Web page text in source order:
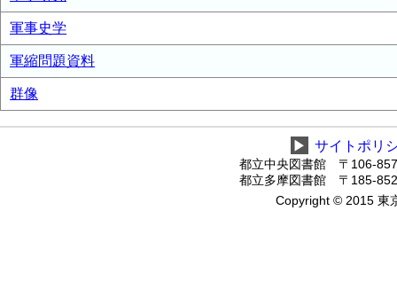
軍事史学
軍縮問題資料
群像
▶ サイトポリ
都立中央図書館 〒106-
都立多摩図書館 〒185-
Copyright © 2015 東